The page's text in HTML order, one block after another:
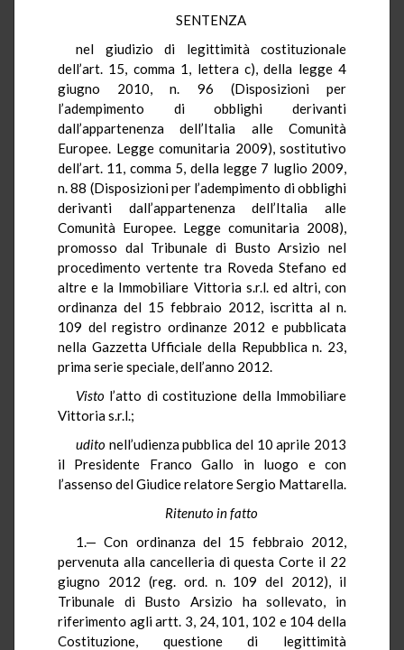
SENTENZA
nel giudizio di legittimità costituzionale
dell’art. 15, comma 1, lettera c), della legge 4
giugno 2010, n. 96 (Disposizioni per
l’adempimento di obblighi derivanti
dall’appartenenza dell’Italia alle Comunità
Europee. Legge comunitaria 2009), sostitutivo
dell’art. 11, comma 5, della legge 7 luglio 2009,
n. 88 (Disposizioni per l’adempimento di obblighi
derivanti dall’appartenenza dell’Italia alle
Comunità Europee. Legge comunitaria 2008),
promosso dal Tribunale di Busto Arsizio nel
procedimento vertente tra Roveda Stefano ed
altre e la Immobiliare Vittoria s.r.l. ed altri, con
ordinanza del 15 febbraio 2012, iscritta al n.
109 del registro ordinanze 2012 e pubblicata
nella Gazzetta Ufficiale della Repubblica n. 23,
prima serie speciale, dell’anno 2012.
Visto l’atto di costituzione della Immobiliare
Vittoria s.r.l.;
udito nell’udienza pubblica del 10 aprile 2013
il Presidente Franco Gallo in luogo e con
l’assenso del Giudice relatore Sergio Mattarella.
Ritenuto in fatto
1.— Con ordinanza del 15 febbraio 2012,
pervenuta alla cancelleria di questa Corte il 22
giugno 2012 (reg. ord. n. 109 del 2012), il
Tribunale di Busto Arsizio ha sollevato, in
riferimento agli artt. 3, 24, 101, 102 e 104 della
Costituzione, questione di legittimità